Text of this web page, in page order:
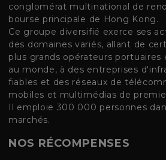
conglomérat multinational de
bourse principale de Hong Kong.
Ce groupe diversifié exerce ses
des domaines variés, allant de
plus grands opérateurs portuaires
au monde, à des entreprises
fiables et des réseaux de
mobiles et multimédias de
Il emploie 300 000 personnes
marchés.
NOS RÉCOMPENSES